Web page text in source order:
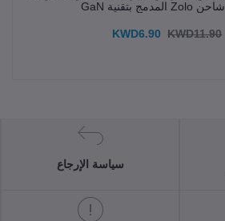
شاحن Zolo المدمج بتقنية GaN
KWD6.90 KWD11.90
سياسة الإرجاع